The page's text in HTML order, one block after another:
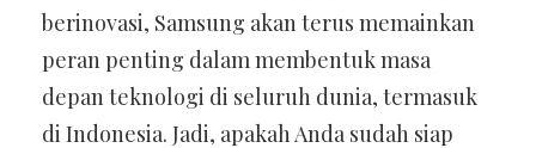
berinovasi, Samsung akan terus memainkan
peran penting dalam membentuk masa
depan teknologi di seluruh dunia, termasuk
di Indonesia. Jadi, apakah Anda sudah siap